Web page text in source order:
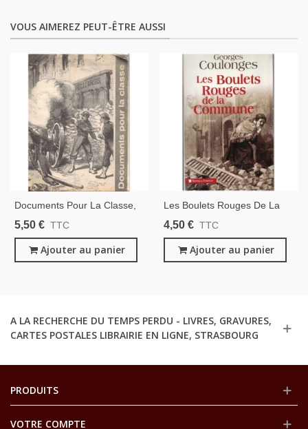
VOUS AIMEREZ PEUT-ÊTRE AUSSI
Documents Pour La Classe,
1966 - Commune De 1871,
D'histoire, Pédagogie
5,50 € TTC
Ajouter au panier
Les Boulets Rouges De La
Commune, Georges
Franco-Prussienne, Parisiens
Pendant La Commune De
4,50 € TTC
Ajouter au panier
A LA RECHERCHE DU TEMPS PERDU - LIVRES, GRAVURES,
CARTES POSTALES LIBRAIRIE EN LIGNE, STRASBOURG
PRODUITS
VOTRE COMPTE